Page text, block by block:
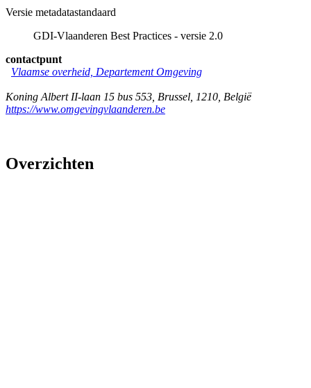
Versie metadatastandaard
GDI-Vlaanderen Best Practices - versie 2.0
contactpunt
Vlaamse overheid, Departement Omgeving
Koning Albert II-laan 15 bus 553 Brussel 1210 België
https://www.omgevingvlaanderen.be
Overzichten